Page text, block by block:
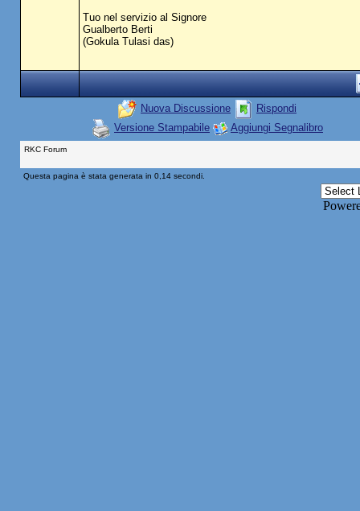
Tuo nel servizio al Signore
Gualberto Berti
(Gokula Tulasi das)
Nuova Discussione
Rispondi
Versione Stampabile
Aggiungi Segnalibro
RKC Forum
Questa pagina è stata generata in 0,14 secondi.